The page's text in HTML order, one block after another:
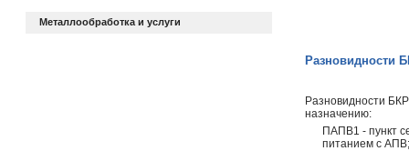
Металлообработка и услуги
Разновидности
Разновидности
назначению:
ПАПВ1 - пункт
питанием с АПВ;